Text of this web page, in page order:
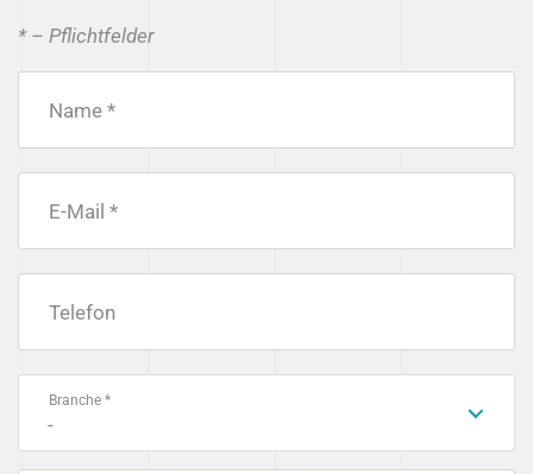
* – Pflichtfelder
Name *
E-Mail *
Telefon
Branche *
-